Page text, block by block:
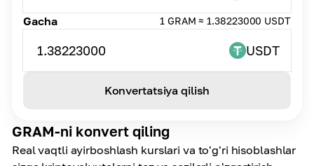
GRAM-ni konvert qiling
Real vaqtli ayirboshlash kurslari va to'g'ri hisoblashlar
Gacha 1 GRAM ≈ 1.38223000 USDT
1.38223000 USDT
Konvertatsiya qilish